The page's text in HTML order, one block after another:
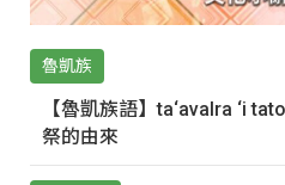
魯凱族
【魯凱族語】ta‘avalra ‘i
祭的由來